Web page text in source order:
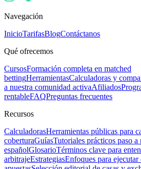
Navegación
InicioTarifasBlogContáctanos
Qué ofrecemos
CursosFormación completa en matched
bettingHerramientasCalculadoras y
a nuestra comunidad activaAfiliados
rentableFAQPreguntas frecuentes
Recursos
CalculadorasHerramientas públicas para
coberturaGuíasTutoriales prácticos paso a
españolGlosarioTérminos clave para
arbitrajeEstrategiasEnfoques para